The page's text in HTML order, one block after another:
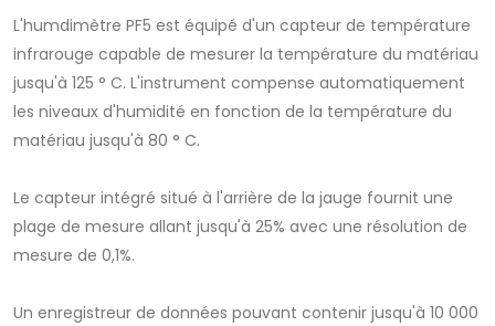
L'humdimètre PF5 est équipé d'un capteur de température
infrarouge capable de mesurer la température du matériau
jusqu'à 125 ° C. L'instrument compense automatiquement
les niveaux d'humidité en fonction de la température du
matériau jusqu'à 80 ° C.
Le capteur intégré situé à l'arrière de la jauge fournit une
plage de mesure allant jusqu'à 25% avec une résolution de
mesure de 0,1%.
Un enregistreur de données pouvant contenir jusqu'à 10 000